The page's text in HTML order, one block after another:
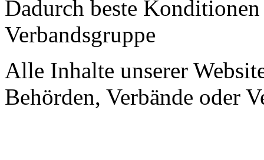
Dadurch beste
Verbandsgruppe
Alle Inhalte unserer
Behörden, Verbände oder